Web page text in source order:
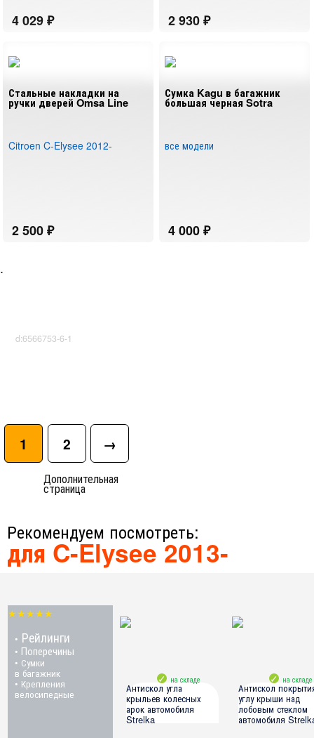
Стальные накладки на
ручки дверей Omsa Line
Citroen C-Elysee 2012-
Сумка Kagu в багажник
большая черная Sotra
все модели
.
d:6566753-6-1
1 2 →
Дополнительная
страница
Рекомендуем посмотреть:
для C-Elysee 2013-
★★★★★
• Рейлинги
• Поперечины
• Сумки
в багажник
• Крепления
велосипедные
на складе
Антискол угла
крыльев колесных
арок автомобиля
Strelka
на складе
Антискол
углу крыши над
лобовым стеклом
автомобиля